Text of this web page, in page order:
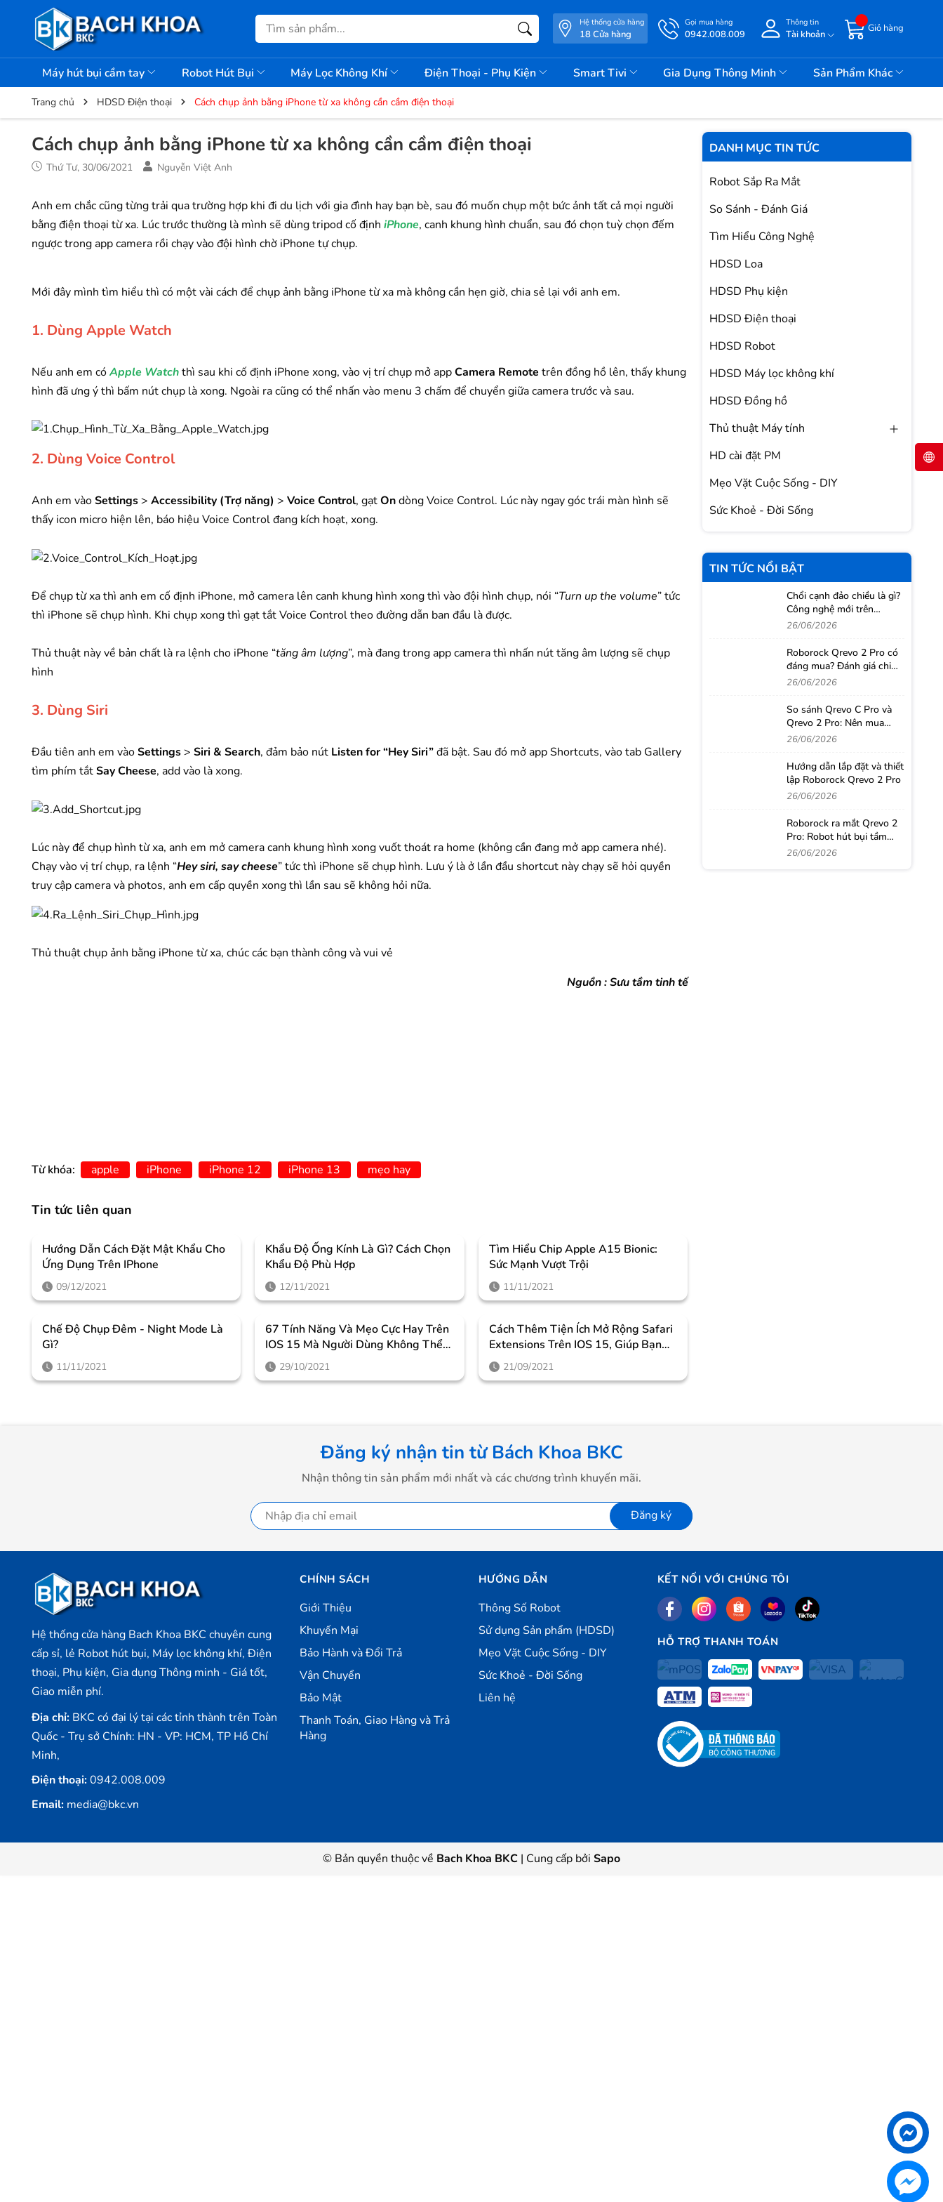
Hệ thống cửa hàng
18 Cửa hàng
Gọi mua hàng
0942.008.009
Thông tin
Tài khoản
Giỏ hàng
Máy hút bụi cầm tay Robot Hút Bụi Máy Lọc Không Khí Điện Thoại - Phụ Kiện Smart Tivi Gia Dụng Thông Minh Sản Phẩm Khác
Trang chủ HDSD Điện thoại Cách chụp ảnh bằng iPhone từ xa không cần cầm điện thoại
Cách chụp ảnh bằng iPhone từ xa không cần cầm điện thoại
Thứ Tư, 30/06/2021 Nguyễn Việt Anh
Anh em chắc cũng từng trải qua trường hợp khi đi du lịch với gia đình hay bạn bè, sau đó muốn chụp một bức ảnh tất cả mọi người
bằng điện thoại từ xa. Lúc trước thường là mình sẽ dùng tripod cố định iPhone, canh khung hình chuẩn, sau đó chọn tuỳ chọn đếm
ngược trong app camera rồi chạy vào đội hình chờ iPhone tự chụp.
Mới đây mình tìm hiểu thì có một vài cách để chụp ảnh bằng iPhone từ xa mà không cần hẹn giờ, chia sẻ lại với anh em.
1. Dùng Apple Watch
Nếu anh em cóApple Watchthì sau khi cố định iPhone xong, vào vị trí chụp mở appCamera Remote trên đồng hồ lên, thấy khung
hình đã ưng ý thì bấm nút chụp là xong. Ngoài ra cũng có thể nhấn vào menu 3 chấm để chuyển giữa camera trước và sau.
2. Dùng Voice Control
Anh em vàoSettings> Accessibility (Trợ năng) > Voice Control, gạtOndòng Voice Control. Lúc này ngay góc trái màn hình sẽ
thấy icon micro hiện lên, báo hiệu Voice Control đang kích hoạt, xong.
Để chụp từ xa thì anh em cố định iPhone, mở camera lên canh khung hình xong thì vào đội hình chụp, nói “Turn up the volume” tức
thì iPhone sẽ chụp hình. Khi chụp xong thì gạt tắt Voice Control theo đường dẫn ban đầu là được.
Thủ thuật này về bản chất là ra lệnh cho iPhone “tăng âm lượng”, mà đang trong app camera thì nhấn nút tăng âm lượng sẽ chụp
hình
3. Dùng Siri
Đầu tiên anh em vàoSettings> Siri & Search, đảm bảo nút Listen for “Hey Siri”đã bật. Sau đó mở app Shortcuts, vào tab Gallery
tìm phím tắtSay Cheese, add vào là xong.
Lúc này để chụp hình từ xa, anh em mở camera canh khung hình xong vuốt thoát ra home (không cần đang mở app camera nhé).
Chạy vào vị trí chụp, ra lệnh “Hey siri, say cheese” tức thì iPhone sẽ chụp hình. Lưu ý là ở lần đầu shortcut này chạy sẽ hỏi quyền
truy cập camera và photos, anh em cấp quyền xong thì lần sau sẽ không hỏi nữa.
Thủ thuật chụp ảnh bằng iPhone từ xa, chúc các bạn thành công và vui vẻ
Nguồn : Sưu tầm tinh tế
Từ khóa: apple iPhone iPhone 12 iPhone 13 mẹo hay
Tin tức liên quan
Hướng Dẫn Cách Đặt Mật Khẩu Cho
Ứng Dụng Trên IPhone
09/12/2021
Khẩu Độ Ống Kính Là Gì? Cách Chọn
Khẩu Độ Phù Hợp
12/11/2021
Tìm Hiểu Chip Apple A15 Bionic:
Sức Mạnh Vượt Trội
11/11/2021
Chế Độ Chụp Đêm - Night Mode Là
Gì?
11/11/2021
67 Tính Năng Và Mẹo Cực Hay Trên
IOS 15 Mà Người Dùng Không Thể
Bỏ Qua
29/10/2021
Cách Thêm Tiện Ích Mở Rộng Safari
Extensions Trên IOS 15, Giúp Bạn
Sử Dụng Trình Duyệt Trên IPhone
Thú Vị Hơn
21/09/2021
DANH MỤC TIN TỨC
Robot Sắp Ra Mắt
So Sánh - Đánh Giá
Tìm Hiểu Công Nghệ
HDSD Loa
HDSD Phụ kiện
HDSD Điện thoại
HDSD Robot
HDSD Máy lọc không khí
HDSD Đồng hồ
Thủ thuật Máy tính
HD cài đặt PM
Mẹo Vặt Cuộc Sống - DIY
Sức Khoẻ - Đời Sống
TIN TỨC NỔI BẬT
Chổi cạnh đảo chiều là gì?
Công nghệ mới trên
Roborock Qrevo 2 Pro
26/06/2026
Roborock Qrevo 2 Pro có
đáng mua? Đánh giá chi
tiết sau thời gian sử dụng
26/06/2026
So sánh Qrevo C Pro và
Qrevo 2 Pro: Nên mua
robot hút bụi nào?
26/06/2026
Hướng dẫn lắp đặt và thiết
lập Roborock Qrevo 2 Pro
26/06/2026
Roborock ra mắt Qrevo 2
Pro: Robot hút bụi tầm
trung với loạt công nghệ
26/06/2026
Đăng ký nhận tin từ Bách Khoa BKC
Nhận thông tin sản phẩm mới nhất và các chương trình khuyến mãi.
Đăng ký
Hệ thống cửa hàng Bach Khoa BKC chuyên cung
cấp sỉ, lẻ Robot hút bụi, Máy lọc không khí, Điện
thoại, Phụ kiện, Gia dụng Thông minh - Giá tốt,
Giao miễn phí.
Địa chỉ: BKC có đại lý tại các tỉnh thành trên Toàn
Quốc - Trụ sở Chính: HN - VP: HCM, TP Hồ Chí
Minh,
Điện thoại:0942.008.009
Email: media@bkc.vn
CHÍNH SÁCH
Giới Thiệu
Khuyến Mại
Bảo Hành và Đổi Trả
Vận Chuyển
Bảo Mật
Thanh Toán, Giao Hàng và Trả
Hàng
HƯỚNG DẪN
Thông Số Robot
Sử dụng Sản phẩm (HDSD)
Mẹo Vặt Cuộc Sống - DIY
Sức Khoẻ - Đời Sống
Liên hệ
KẾT NỐI VỚI CHÚNG TÔI
HỖ TRỢ THANH TOÁN
© Bản quyền thuộc về Bach Khoa BKC | Cung cấp bởi Sapo
Liên hệ